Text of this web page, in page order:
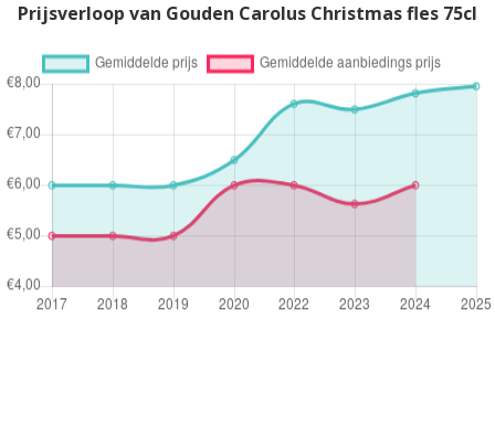
Prijsverloop van Gouden Carolus Christmas fles 75cl